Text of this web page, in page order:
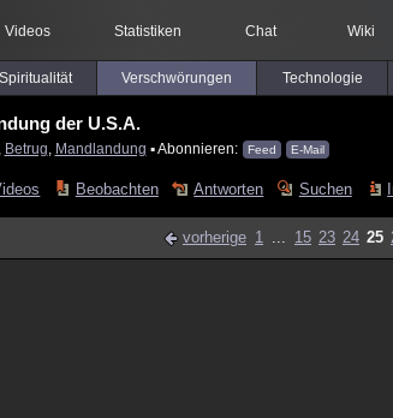
Videos Statistiken Chat Wiki
Spiritualität Verschwörungen Technologie
der U.S.A.
Betrug Mandlandung ▪ Abonnieren: Feed E-Mail
Beobachten Antworten Suchen
vorherige 1 ... 15 23 24 25